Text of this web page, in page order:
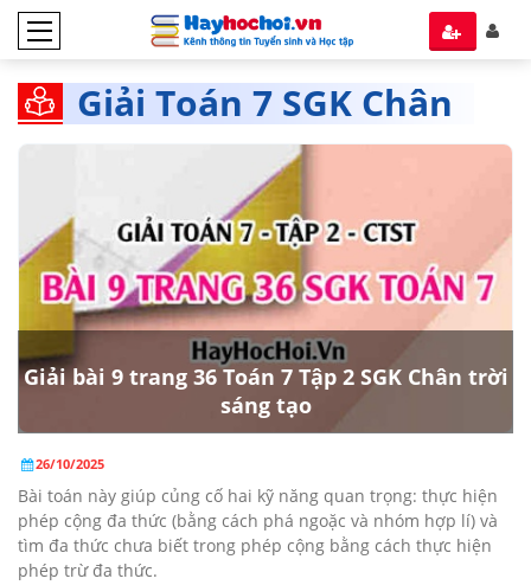
Giải Toán 7 SGK Chân
trời Sáng tạo tập 2
Giải bài 9 trang 36 Toán 7 Tập 2 SGK Chân trời
sáng tạo
26/10/2025
Bài toán này giúp củng cố hai kỹ năng quan trọng: thực hiện
phép cộng đa thức (bằng cách phá ngoặc và nhóm hợp lí) và
tìm đa thức chưa biết trong phép cộng bằng cách thực hiện
phép trừ đa thức.